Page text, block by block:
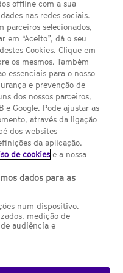
S.L.U. is wholly owned
Paseo de la Castellana,
Madrid B-82227893
jurisdiction and regulated
offline com a sua
nas redes sociais.
parceiros selecionados,
em “Aceito”, dá o seu
Cookies. Clique em
os mesmos. Também
essenciais para o nosso
e prevenção de
dos nossos parceiros,
e Google. Pode ajustar as
através da ligação
dos websites
da aplicação.
de cookies e a nossa
dados para as
num dispositivo.
medição de
audiência e